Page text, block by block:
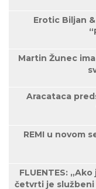
Erotic Biljan
Martin Žunec
Aracataca
REMI u novom
FLUENTES:
četvrti je službeni